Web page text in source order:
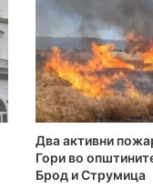
Два активни
Гори во
Брод и Струмица